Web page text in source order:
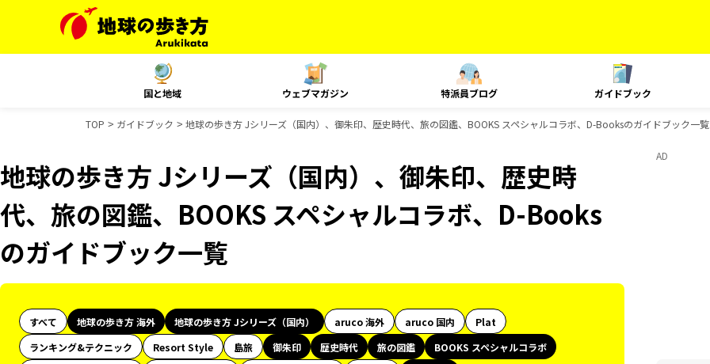
国と地域 ウェブマガジン 特派員ブログ ガイドブック
TOP ガイドブック 地球の歩き方 Jシリーズ（国内）、御朱印、歴史時代、旅の図鑑、BOOKS スペシャルコラボ、D-Booksのガイドブック一覧
地球の歩き方 Jシリーズ（国内）、御朱印、歴史時
代、旅の図鑑、BOOKS スペシャルコラボ、D-Books
のガイドブック一覧
すべて 地球の歩き方 海外 地球の歩き方 Jシリーズ（国内） aruco 海外 aruco 国内
Plat
ランキング&テクニック
Resort Style 島旅 御朱印 歴史時代 旅の図鑑
BOOKS スペシャルコラボ
AD